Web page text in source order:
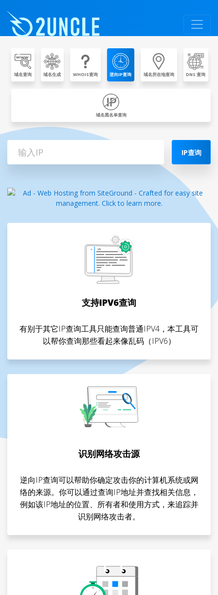
域名查询 域名生成 WHOIS查询 逆向IP查询 域名所在地查询 DNS 查询
域名黑名单查询
IP查询
支持IPV6查询
有别于其它IP查询工具只能查询普通IPV4，本工具可
以帮你查询那些看起来像乱码（IPV6）
识别网络攻击源
逆向IP查询可以帮助你确定攻击你的计算机系统或网
络的来源。你可以通过查询IP地址并查找相关信息，
例如该IP地址的位置、所有者和使用方式，来追踪并
识别网络攻击者。